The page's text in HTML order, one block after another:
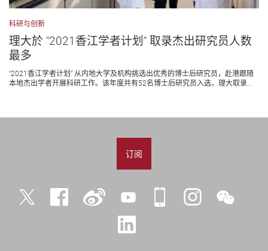
科研与创新
理大於 "2021香江学者计划" 取录杰出研究员人数
最多
"2021香江学者计划" 从内地大学及机构挑选出优秀的博士后研究员，赴港跟随
本地杰出学者开展科研工作。该年度共有52名博士后研究员入选，理大取录...
订阅
Twitter Facebook 微
YouTube iPolyU Instagram微
LinkedIn